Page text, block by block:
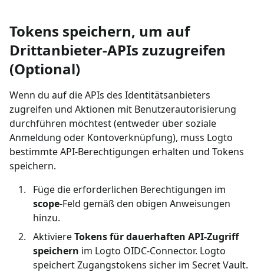
Tokens speichern, um auf
Drittanbieter-APIs zuzugreifen
(Optional)
Wenn du auf die APIs des Identitätsanbieters
zugreifen und Aktionen mit Benutzerautorisierung
durchführen möchtest (entweder über soziale
Anmeldung oder Kontoverknüpfung), muss Logto
bestimmte API-Berechtigungen erhalten und Tokens
speichern.
Füge die erforderlichen Berechtigungen im
scope-Feld gemäß den obigen Anweisungen
hinzu.
AktiviereTokens für dauerhaften API-Zugriff
speichern im Logto OIDC-Connector. Logto
speichert Zugangstokens sicher im Secret Vault.